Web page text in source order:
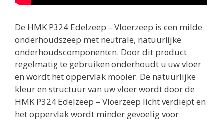
De HMK P324 Edelzeep – Vloerzeep is een milde
onderhoudszeep met neutrale, natuurlijke
onderhoudscomponenten. Door dit product
regelmatig te gebruiken onderhoudt u uw vloer
en wordt het oppervlak mooier. De natuurlijke
kleur en structuur van uw vloer wordt door de
HMK P324 Edelzeep – Vloerzeep licht verdiept en
het oppervlak wordt minder gevoelig voor